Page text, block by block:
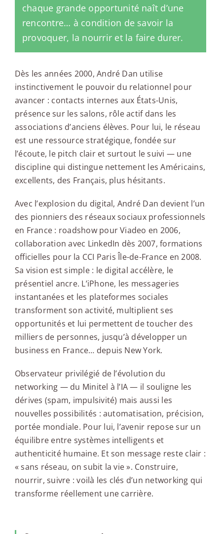
chaque grande opportunité naît d’une
rencontre… à condition de savoir la
provoquer, la nourrir et la faire durer.
Dès les années 2000, André Dan utilise
instinctivement le pouvoir du relationnel pour
avancer : contacts internes aux États-Unis,
présence sur les salons, rôle actif dans les
associations d’anciens élèves. Pour lui, le réseau
est une ressource stratégique, fondée sur
l’écoute, le pitch clair et surtout le suivi — une
discipline qui distingue nettement les Américains,
excellents, des Français, plus hésitants.
Avec l’explosion du digital, André Dan devient l’un
des pionniers des réseaux sociaux professionnels
en France : roadshow pour Viadeo en 2006,
collaboration avec LinkedIn dès 2007, formations
officielles pour la CCI Paris Île-de-France en 2008.
Sa vision est simple : le digital accélère, le
présentiel ancre. L’iPhone, les messageries
instantanées et les plateformes sociales
transforment son activité, multiplient ses
opportunités et lui permettent de toucher des
milliers de personnes, jusqu’à développer un
business en France… depuis New York.
Observateur privilégié de l’évolution du
networking — du Minitel à l’IA — il souligne les
dérives (spam, impulsivité) mais aussi les
nouvelles possibilités : automatisation, précision,
portée mondiale. Pour lui, l’avenir repose sur un
équilibre entre systèmes intelligents et
authenticité humaine. Et son message reste clair :
« sans réseau, on subit la vie ». Construire,
nourrir, suivre : voilà les clés d’un networking qui
transforme réellement une carrière.